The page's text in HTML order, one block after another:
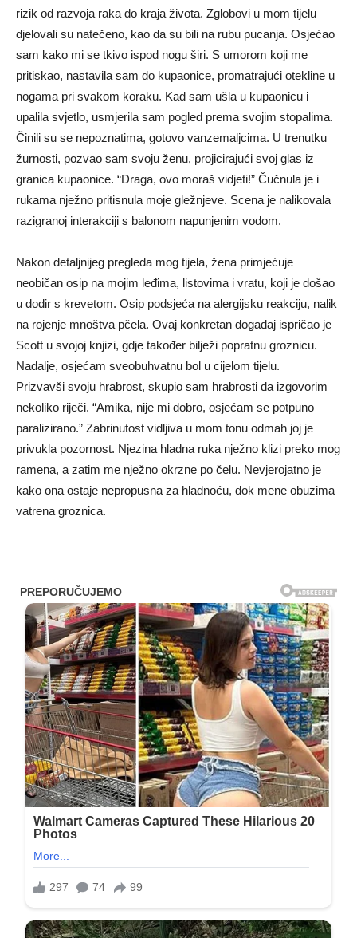
rizik od razvoja raka do kraja života. Zglobovi u mom tijelu
djelovali su natečeno, kao da su bili na rubu pucanja. Osjećao
sam kako mi se tkivo ispod nogu širi. S umorom koji me
pritiskao, nastavila sam do kupaonice, promatrajući otekline u
nogama pri svakom koraku. Kad sam ušla u kupaonicu i
upalila svjetlo, usmjerila sam pogled prema svojim stopalima.
Činili su se nepoznatima, gotovo vanzemaljcima. U trenutku
žurnosti, pozvao sam svoju ženu, projicirajući svoj glas iz
granica kupaonice. “Draga, ovo moraš vidjeti!” Čučnula je i
rukama nježno pritisnula moje gležnjeve. Scena je nalikovala
razigranoj interakciji s balonom napunjenim vodom.
Nakon detaljnijeg pregleda mog tijela, žena primjećuje
neobičan osip na mojim leđima, listovima i vratu, koji je došao
u dodir s krevetom. Osip podsjeća na alergijsku reakciju, nalik
na rojenje mnoštva pčela. Ovaj konkretan događaj ispričao je
Scott u svojoj knjizi, gdje također bilježi popratnu groznicu.
Nadalje, osjećam sveobuhvatnu bol u cijelom tijelu.
Prizvavši svoju hrabrost, skupio sam hrabrosti da izgovorim
nekoliko riječi. “Amika, nije mi dobro, osjećam se potpuno
paralizirano.” Zabrinutost vidljiva u mom tonu odmah joj je
privukla pozornost. Njezina hladna ruka nježno klizi preko mog
ramena, a zatim me nježno okrzne po čelu. Nevjerojatno je
kako ona ostaje nepropusna za hladnoću, dok mene obuzima
vatrena groznica.